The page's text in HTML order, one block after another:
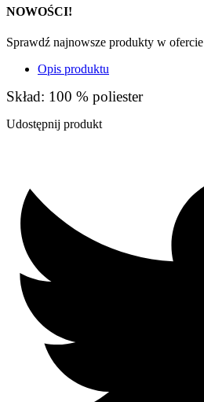
NOWOŚCI!
Sprawdź najnowsze produkty w ofercie
Opis produktu
Skład: 100 % poliester
Udostępnij produkt